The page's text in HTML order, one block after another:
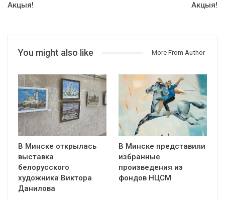
Акцыя! Акцыя!
You might also like More From Author
В Минске открылась
выставка
белорусского
художника Виктора
Данилова
В Минске представили
избранные
произведения из
фондов НЦСМ